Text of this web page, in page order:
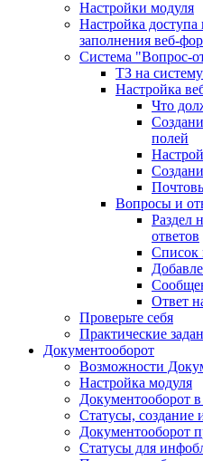
Настройки модуля
Настройка доступа
заполнения веб-
Система "Вопрос-
ТЗ на
Настройка
Что
полей
Вопросы и
Раздел
ответов
Список
Ответ
Проверьте себя
Практические
Документооборот
Возможности
Настройка модуля
Документооборот
Статусы, создание
Документооборот
Статусы для